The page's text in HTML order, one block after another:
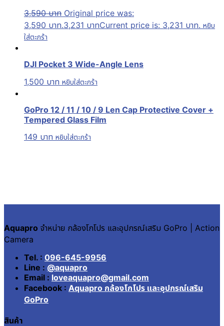
3,590บาท Original price was:
3,590 บาท.3,231 บาทCurrent price is: 3,231 บาท. หยิบ
ใส่ตะกร้า
DJI Pocket 3 Wide-Angle Lens
1,500 บาท หยิบใส่ตะกร้า
GoPro 12 / 11 / 10 / 9 Len Cap Protective Cover +
Tempered Glass Film
149 บาท หยิบใส่ตะกร้า
Aquapro จำหน่าย กล้องโกโปร และอุปกรณ์เสริม GoPro | Action
Camera
Tel. : 096-645-9956
Line : @aquapro
Email : loveaquapro@gmail.com
Facebook : Aquapro กล้องโกโปร และอุปกรณ์เสริม
GoPro
สินค้า